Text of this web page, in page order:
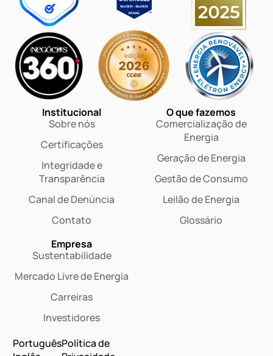
Institucional
Sobre nós
Certificações
Integridade e
Transparência
Canal de Denúncia
Contato
O que fazemos
Comercialização de
Energia
Geração de Energia
Gestão de Consumo
Leilão de Energia
Glossário
Empresa
Sustentabilidade
Mercado Livre de Energia
Carreiras
Investidores
PortuguêsPolítica de